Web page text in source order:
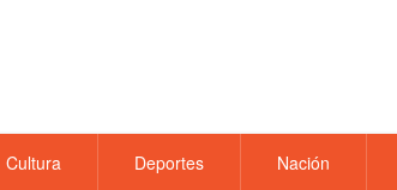
Cultura Deportes Nación